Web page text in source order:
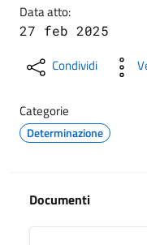
Data atto:
27 feb 2025
Condividi
Categorie
Determinazione
Documenti